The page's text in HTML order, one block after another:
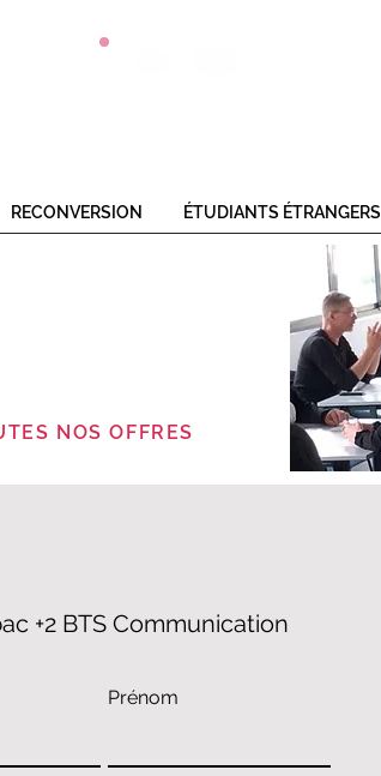
RECONVERSION ÉTUDIANTS ÉTRANGERS
NOS OFFRES
+2 BTS Communication​
Prénom